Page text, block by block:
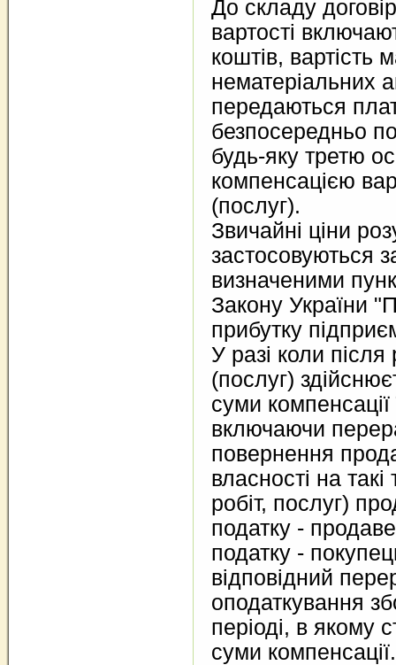
До складу
вартості
коштів, вартість
нематеріальних
передаються
безпосередньо
будь-яку третю
компенсацією
(послуг).
Звичайні ціни
застосовуються
визначеними
Закону України
прибутку
У разі коли після
(послуг)
суми компенсації
включаючи
повернення
власності на
робіт, послуг)
податку -
податку -
відповідний
оподаткування
періоді, в якому
суми компенсації.